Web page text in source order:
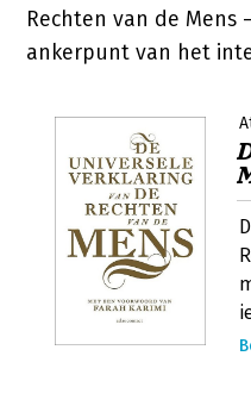
Rechten van de
ankerpunt van het